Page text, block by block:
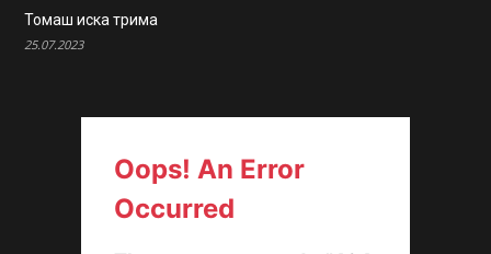
Томаш иска трима
25.07.2023